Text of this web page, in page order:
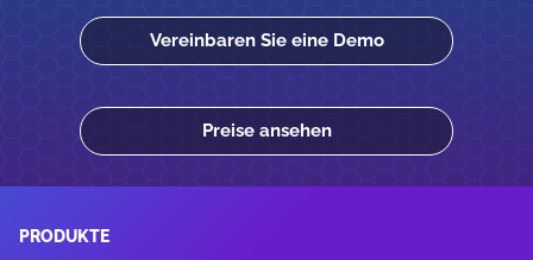
Vereinbaren Sie eine Demo
Preise ansehen
PRODUKTE